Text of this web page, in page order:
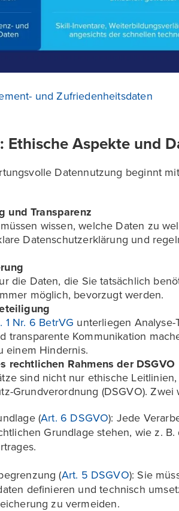
und Zufriedenheitsdaten
Ethische Aspekte und
Datennutzung beginnt
und Transparenz
wissen, welche Daten zu
Datenschutzerklärung und
die Daten, die Sie tatsächlich
möglich, bevorzugt werden.
1 Nr. 6 BetrVG unterliegen
transparente Kommunikation
einem Hindernis.
rechtlichen Rahmens der DSGVO
sind nicht nur ethische
Grundverordnung (DSGVO).
(Art. 6 DSGVO): Jede
Grundlage stehen, wie z.
(Art. 5 DSGVO): Sie
definieren und technisch
zu vermeiden.